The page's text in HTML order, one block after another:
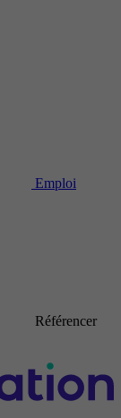
Emploi
Référencer